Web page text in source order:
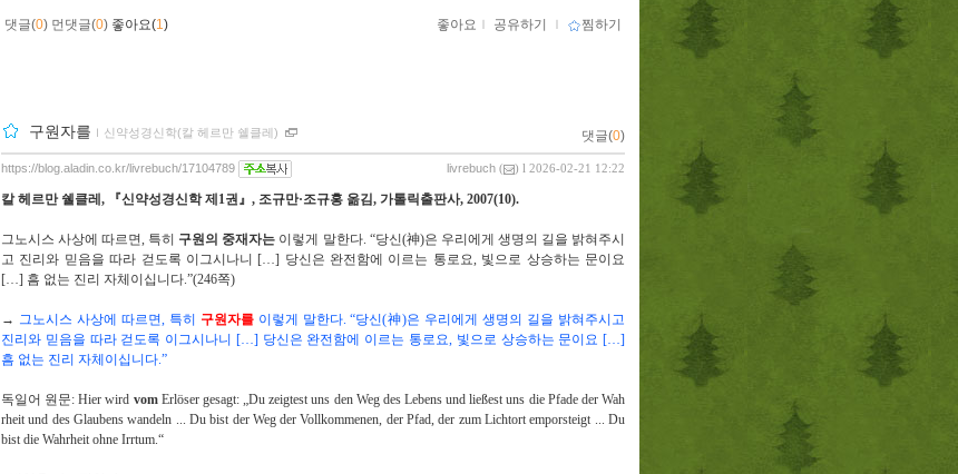
댓글(0) 먼댓글(0) 좋아요(1) 좋아요 ｌ 공유하기 ｌ 찜하기
구원자를 ｌ 신약성경신학(칼 헤르만 쉘클레) 댓글(0)
livrebuch ( ) l 2026-02-21 12:22
https://blog.aladin.co.kr/livrebuch/17104789
칼 헤르만 쉘클레 , 『신약성경신학 제 1권』 , 조규만·조규홍 옮김, 가톨릭출판사, 2007(10).
그노시스 사상에 따르면, 특히 구원의 중재자는 이렇게 말한다. “당신(神)은 우리에게 생명의 길을 밝혀주시
고 진리와 믿음을 따라 걷도록 이그시나니 […] 당신은 완전함에 이르는 통로요, 빛으로 상승하는 문이요
[…] 흠 없는 진리 자체이십니다.”(246쪽)
→ 그노시스 사상에 따르면, 특히 구원자를 이렇게 말한다. “당신(神)은 우리에게 생명의 길을 밝혀주시고
진리와 믿음을 따라 걷도록 이그시나니 […] 당신은 완전함에 이르는 통로요, 빛으로 상승하는 문이요 […]
흠 없는 진리 자체이십니다.”
독일어 원문: Hier wird vom Erlöser gesagt: „Du zeigtest uns den Weg des Lebens und ließest uns die Pfade der Wah
rheit und des Glaubens wandeln ... Du bist der Weg der Vollkommenen, der Pfad, der zum Lichtort emporsteigt ... Du
bist die Wahrheit ohne Irrtum.“